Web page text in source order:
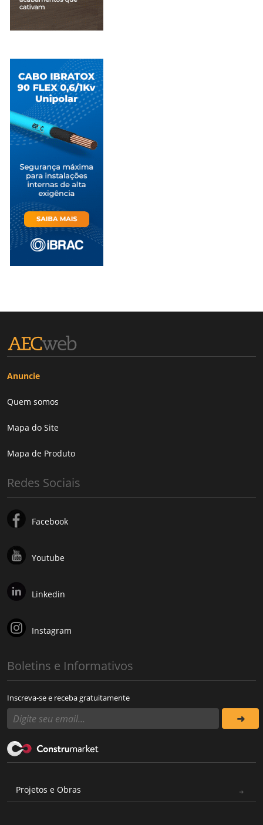
Anuncie
Quem somos
Mapa do Site
Mapa de Produto
Redes Sociais
Facebook
Youtube
Linkedin
Instagram
Boletins e Informativos
Inscreva-se e receba gratuitamente
Projetos e Obras